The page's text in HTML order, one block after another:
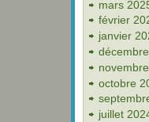
mars
février
janvier
octobre
juillet